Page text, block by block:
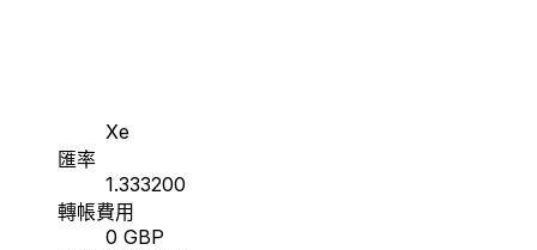
Xe
匯率
1.333200
轉帳費用
0 GBP